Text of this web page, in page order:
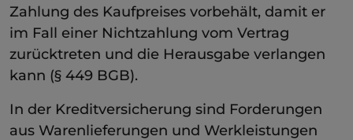
Zahlung des Kaufpreises vorbehält, damit er
im Fall einer Nichtzahlung vom Vertrag
zurücktreten und die Herausgabe verlangen
kann (§ 449 BGB).
In der Kreditversicherung sind Forderungen
aus Warenlieferungen und Werkleistungen